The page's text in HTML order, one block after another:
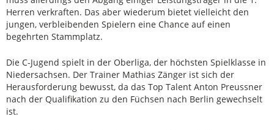
Herren verkraften. Das aber wiederum bietet vielleicht den
jungen, verbleibenden Spielern eine Chance auf einen
begehrten Stammplatz.
Die C-Jugend spielt in der Oberliga, der höchsten Spielklasse in
Niedersachsen. Der Trainer Mathias Zänger ist sich der
Herausforderung bewusst, da das Top Talent Anton Preussner
nach der Qualifikation zu den Füchsen nach Berlin gewechselt
ist.